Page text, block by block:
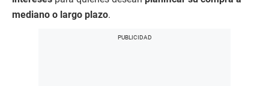
mediano o largo plazo.